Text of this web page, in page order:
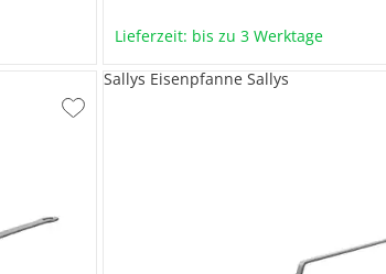
Lieferzeit: bis zu 3 Werktage
Sallys Eisenpfanne Sallys